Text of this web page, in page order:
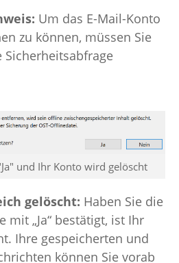
Um das E-Mail-Konto
zu können, müssen Sie
Sicherheitsabfrage
und Ihr Konto wird gelöscht
gelöscht: Haben Sie die
mit „Ja“ bestätigt, ist Ihr
Ihre gespeicherten und
können Sie vorab